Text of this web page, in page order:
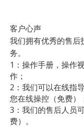
客户心声
我们拥有优秀的售后
务。
1：操作手册，操作
作；
2：我们可以在线指
您在线操控（免费）
3：我们的售后人员
费）。